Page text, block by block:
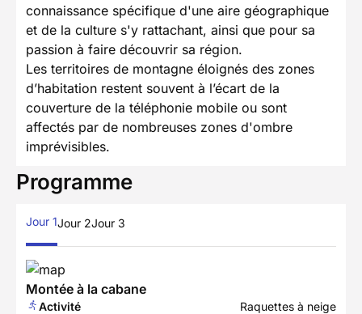
connaissance spécifique d'une aire géographique
et de la culture s'y rattachant, ainsi que pour sa
passion à faire découvrir sa région.
Les territoires de montagne éloignés des zones
d’habitation restent souvent à l’écart de la
couverture de la téléphonie mobile ou sont
affectés par de nombreuses zones d'ombre
imprévisibles.
Programme
Jour 1Jour 2Jour 3
Montée à la cabane
Activité
Raquettes à neige